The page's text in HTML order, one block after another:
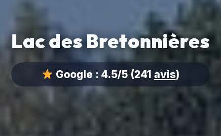
Lac des Bretonnières
Google : 4.5/5(241 avis)